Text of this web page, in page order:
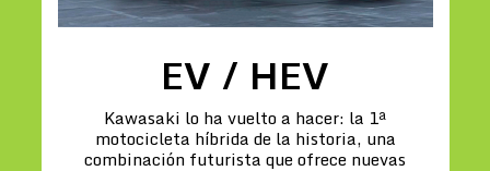
EV / HEV
Kawasaki lo ha vuelto a hacer: la 1ª
motocicleta híbrida de la historia, una
combinación futurista que ofrece nuevas